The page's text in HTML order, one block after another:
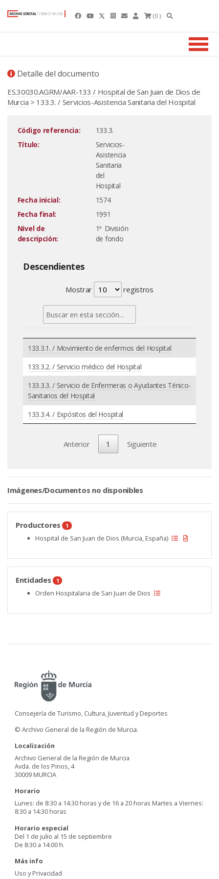
(0 )
Detalle del documento
ES.30030.AGRM/AAR-133 / Hospital de San Juan de Dios de
Murcia > 133.3. / Servicios-Asistencia Sanitaria del Hospital
Código referencia:
133.3.
Título:
Servicios-
Asistencia
Sanitaria
del
Hospital
Fecha inicial:
1574
Fecha final:
1991
Nivel de
descripción:
1ª División
de fondo
Descendientes
Mostrar registros
133.3.1. / Movimiento de enfermos del Hospital
133.3.2. / Servicio médico del Hospital
133.3.3. / Servicio de Enfermeras o Ayudantes Ténico-
Sanitarios del Hospital
133.3.4. / Expósitos del Hospital
Anterior 1 Siguiente
Imágenes/Documentos no disponibles
Productores 1
Hospital de San Juan de Dios (Murcia, España)
Entidades 1
Orden Hospitalaria de San Juan de Dios
Consejería de Turismo, Cultura, Juventud y Deportes
© Archivo General de la Región de Murcia.
Localización
Archivo General de la Región de Murcia
Avda. de los Pinos, 4
30009 MURCIA
Horario
Lunes: de 8:30 a 14:30 horas y de 16 a 20 horas Martes a Viernes:
8:30 a 14:30 horas
Horario especial
Del 1 de julio al 15 de septiembre
De 8:30 a 14:00 h.
Más info
Uso y Privacidad